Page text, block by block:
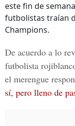
este fin de
futbolistas traían
Champions.
De acuerdo a lo
futbolista
el merengue
sí, pero lleno de